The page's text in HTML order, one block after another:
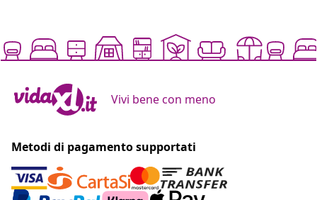
Vivi bene con meno
Metodi di pagamento supportati